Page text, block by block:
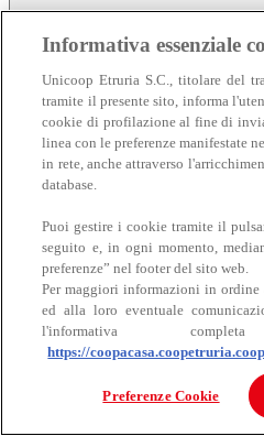
Carne
Bovino
Informativa essenziale
Unicoop Etruria S.C., titolare del
tramite il presente sito, informa
cookie di profilazione al fine di
linea con le preferenze manifestate
in rete, anche attraverso
database.
Puoi gestire i cookie tramite il
seguito e, in ogni momento,
preferenze” nel footer del sito web.
Per maggiori informazioni in
ed alla loro eventuale
l'informativa
https://
Preferenze Cookie